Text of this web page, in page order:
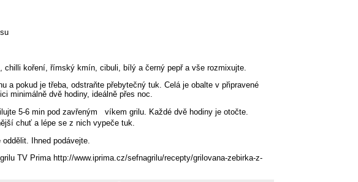
chilli koření, římský kmín, cibuli, bílý a černý pepř a vše rozmixujte.
a pokud je třeba, odstraňte přebytečný tuk. Celá je obalte v připravené
minimálně dvě hodiny, ideálně přes noc.
5-6 min pod zavřeným víkem grilu. Každé dvě hodiny je otočte.
chuť a lépe se z nich vypeče tuk.
Ihned podávejte.
TV Prima http://www.iprima.cz/sefnagrilu/recepty/grilovana-zebirka-z-